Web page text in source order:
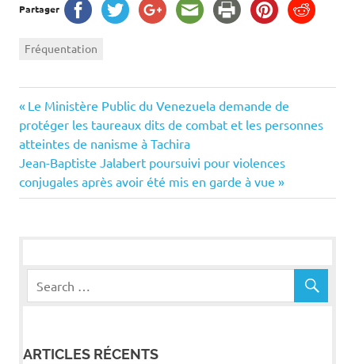
Partager
Fréquentation
Navigation
de
l’article
Previous
Post:
Le Ministère Public du Venezuela demande de
protéger les taureaux dits de combat et les personnes
atteintes de nanisme à Tachira
Next
Post:
Jean-Baptiste Jalabert poursuivi pour violences
conjugales après avoir été mis en garde à vue
ARTICLES RÉCENTS